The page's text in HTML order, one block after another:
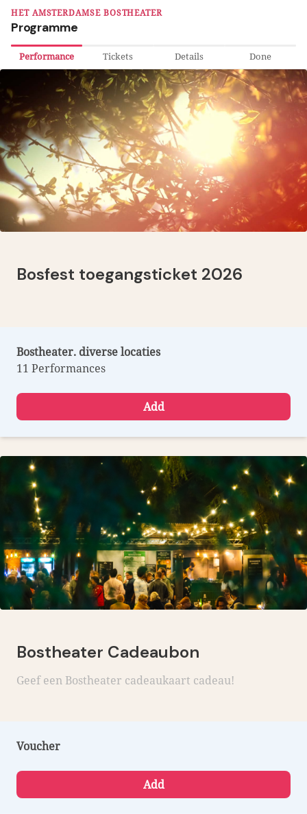
HET AMSTERDAMSE BOSTHEATER
Programme
Performance Tickets Details Done
Bosfest toegangsticket 2026
Bostheater. diverse locaties
11 Performances
Add
Bostheater Cadeaubon
Geef een Bostheater cadeaukaart cadeau!
Voucher
Add